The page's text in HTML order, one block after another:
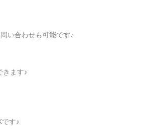
い合わせも可能です♪
きます♪
す♪